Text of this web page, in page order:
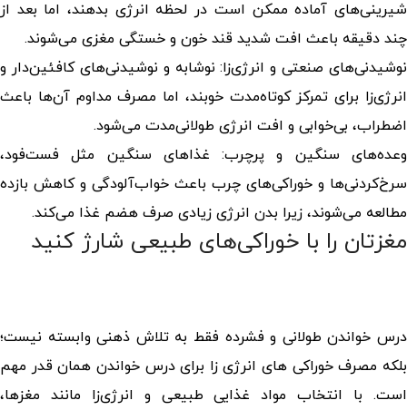
شیرینی‌های آماده ممکن است در لحظه انرژی بدهند، اما بعد از
چند دقیقه باعث افت شدید قند خون و خستگی مغزی می‌شوند.
نوشیدنی‌های صنعتی و انرژی‌زا: نوشابه و نوشیدنی‌های کافئین‌دار و
انرژی‌زا برای تمرکز کوتاه‌مدت خوبند، اما مصرف مداوم آن‌ها باعث
اضطراب، بی‌خوابی و افت انرژی طولانی‌مدت می‌شود.
وعده‌های سنگین و پرچرب: غذاهای سنگین مثل فست‌فود،
سرخ‌کردنی‌ها و خوراکی‌های چرب باعث خواب‌آلودگی و کاهش بازده
مطالعه می‌شوند، زیرا بدن انرژی زیادی صرف هضم غذا می‌کند.
مغزتان را با خوراکی‌های طبیعی شارژ کنید
درس خواندن طولانی و فشرده فقط به تلاش ذهنی وابسته نیست؛
بلکه مصرفخوراکی های انرژی زا برای درس خواندن همان قدر مهم
است. با انتخاب مواد غذایی طبیعی و انرژی‌زا مانند مغزها،